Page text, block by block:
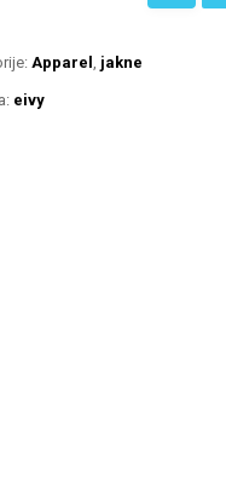
Apparel , jakne
eivy